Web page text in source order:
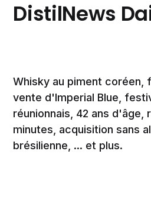
DistilNews
Whisky au piment coréen,
vente d'Imperial Blue,
réunionnais, 42 ans d'âge,
minutes, acquisition sans
brésilienne, ... et plus.